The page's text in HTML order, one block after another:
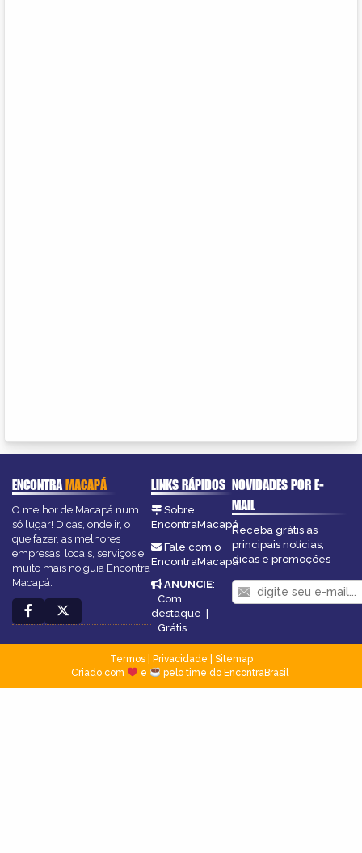
ENCONTRAMACAPÁ
O melhor de Macapá num
só lugar! Dicas, onde ir, o
que fazer, as melhores
empresas, locais, serviços e
muito mais no guia Encontra
Macapá.
LINKS RÁPIDOS
Sobre
EncontraMacapá
Fale com o
EncontraMacapá
ANUNCIE:
Com
destaque |
Grátis
NOVIDADES POR E-
MAIL
Receba grátis as
principais notícias,
dicas e promoções
Termos| Privacidade
Sitemap
Criado com
e pelo time do EncontraBrasil